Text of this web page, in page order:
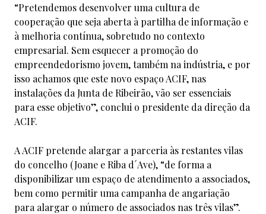
“Pretendemos desenvolver uma cultura de
cooperação que seja aberta à partilha de informação e
à melhoria contínua, sobretudo no contexto
empresarial. Sem esquecer a promoção do
empreendedorismo jovem, também na indústria, e por
isso achamos que este novo espaço ACIF, nas
instalações da Junta de Ribeirão, vão ser essenciais
para esse objetivo”, conclui o presidente da direção da
ACIF.
A ACIF pretende alargar a parceria às restantes vilas
do concelho (Joane e Riba d´Ave), “de forma a
disponibilizar um espaço de atendimento a associados,
bem como permitir uma campanha de angariação
para alargar o número de associados nas três vilas”.